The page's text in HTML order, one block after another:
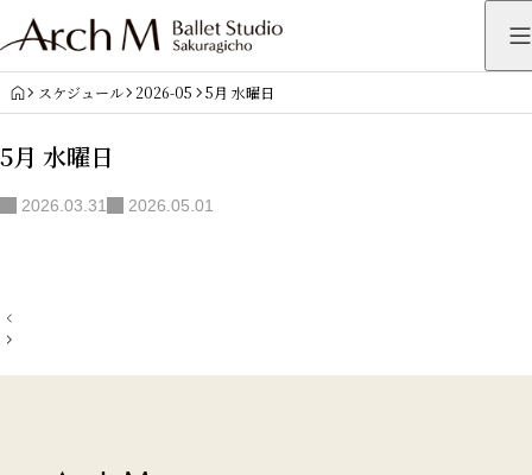
HOME
スケジュール 2026-05 5月 水曜日
5月 水曜日
2026.03.31 2026.05.01
投
稿
ビ